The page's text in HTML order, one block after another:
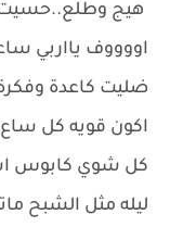
هيج
اووووف يااربي
ضليت كاعدة
اكون قويه كل
كل شوي كابوس
ليله مثل الشبح